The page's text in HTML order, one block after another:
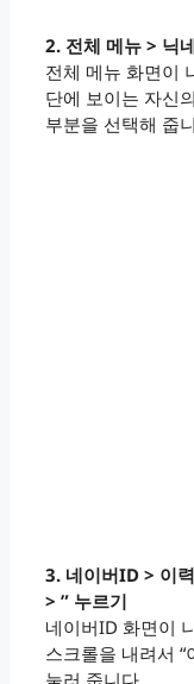
2. 전체 메뉴 > 닉
전체 메뉴 화면이
단에 보이는 자신
부분을 선택해 줍
3. 네이버ID > 이
> ” 누르기
네이버ID 화면이
스크롤을 내려서 “